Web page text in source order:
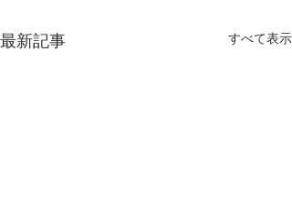
最新記事 すべて表示